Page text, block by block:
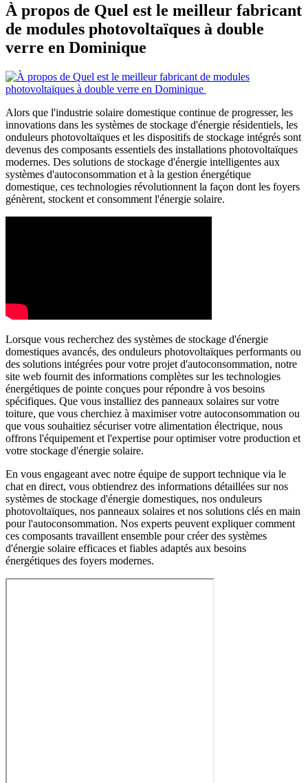
À propos de Quel est le meilleur fabricant
de modules photovoltaïques à double
verre en Dominique
Alors que l'industrie solaire domestique continue de progresser, les
innovations dans les systèmes de stockage d'énergie résidentiels, les
onduleurs photovoltaïques et les dispositifs de stockage intégrés sont
devenus des composants essentiels des installations photovoltaïques
modernes. Des solutions de stockage d'énergie intelligentes aux
systèmes d'autoconsommation et à la gestion énergétique
domestique, ces technologies révolutionnent la façon dont les foyers
génèrent, stockent et consomment l'énergie solaire.
Lorsque vous recherchez des systèmes de stockage d'énergie
domestiques avancés, des onduleurs photovoltaïques performants ou
des solutions intégrées pour votre projet d'autoconsommation, notre
site web fournit des informations complètes sur les technologies
énergétiques de pointe conçues pour répondre à vos besoins
spécifiques. Que vous installiez des panneaux solaires sur votre
toiture, que vous cherchiez à maximiser votre autoconsommation ou
que vous souhaitiez sécuriser votre alimentation électrique, nous
offrons l'équipement et l'expertise pour optimiser votre production et
votre stockage d'énergie solaire.
En vous engageant avec notre équipe de support technique via le
chat en direct, vous obtiendrez des informations détaillées sur nos
systèmes de stockage d'énergie domestiques, nos onduleurs
photovoltaïques, nos panneaux solaires et nos solutions clés en main
pour l'autoconsommation. Nos experts peuvent expliquer comment
ces composants travaillent ensemble pour créer des systèmes
d'énergie solaire efficaces et fiables adaptés aux besoins
énergétiques des foyers modernes.